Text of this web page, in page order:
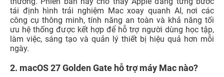
tái định hình trải nghiệm Mac xoay quanh AI, nơi các
công cụ thông minh, tính năng an toàn và khả năng tối
ưu hệ thống được kết hợp để hỗ trợ người dùng học tập,
làm việc, sáng tạo và quản lý thiết bị hiệu quả hơn mỗi
ngày.
2. macOS 27 Golden Gate hỗ trợ máy Mac nào?